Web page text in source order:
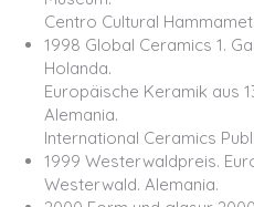
Centro Cultural
1998 Global Ceramics 1.
Holanda.
Europäische Keramik aus
Alemania.
International Ceramics
1999 Westerwaldpreis.
Westerwald. Alemania.